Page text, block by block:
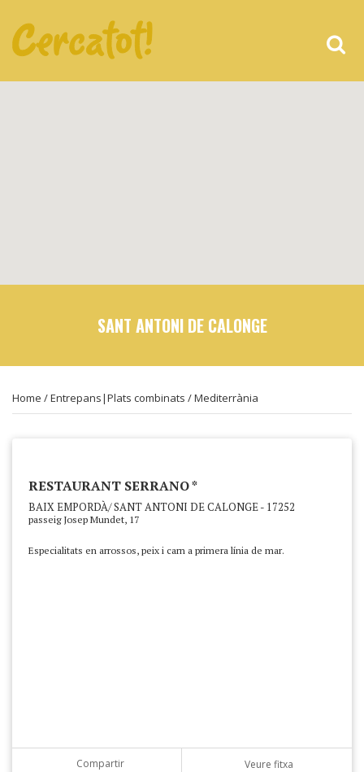
SANT ANTONI DE CALONGE
Home /Entrepans|Plats combinats /Mediterrània
RESTAURANT SERRANO *
BAIX EMPORDÀ/ SANT ANTONI DE CALONGE - 17252
passeig Josep Mundet, 17
Especialitats en arrossos, peix i carn a primera línia de mar.
Compartir Veure fitxa